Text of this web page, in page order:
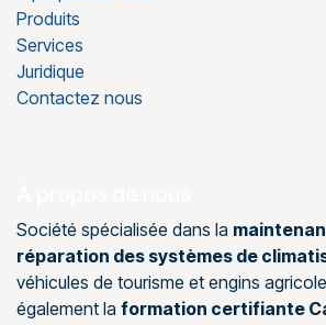
Produits
Services
Juridique
Contactez nous
Société spécialisée dans la
réparation des systèmes de
véhicules de tourisme et engins
également la formation certifiante